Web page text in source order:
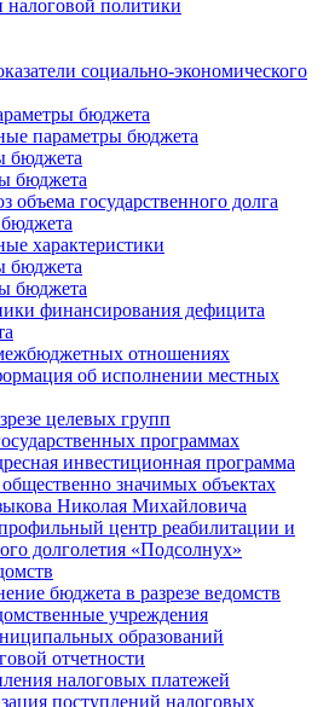
политики
социально-экономического
бюджета
параметры бюджета
бюджета
бюджета
объема государственного долга
характеристики
бюджета
бюджета
финансирования дефицита
отношениях
об исполнении местных
целевых групп
программах
инвестиционная программа
значимых объектах
Николая Михайловича
центр реабилитации и
долголетия «Подсолнух»
бюджета в разрезе ведомств
учреждения
образований
отчетности
налоговых платежей
поступлений налоговых